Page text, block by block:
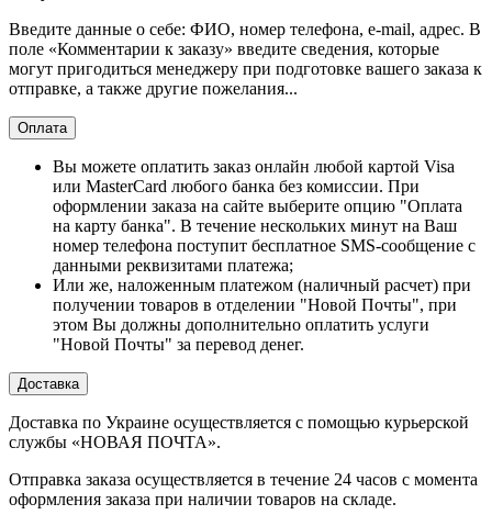
Введите данные о себе: ФИО, номер телефона, e-mail, адрес. В
поле «Комментарии к заказу» введите сведения, которые
могут пригодиться менеджеру при подготовке вашего заказа к
отправке, а также другие пожелания...
Оплата
Вы можете оплатить заказ онлайн любой картой Visa
или MasterCard любого банка без комиссии. При
оформлении заказа на сайте выберите опцию "Оплата
на карту банка". В течение нескольких минут на Ваш
номер телефона поступит бесплатное SMS-сообщение с
данными реквизитами платежа;
Или же, наложенным платежом (наличный расчет) при
получении товаров в отделении "Новой Почты", при
этом Вы должны дополнительно оплатить услуги
"Новой Почты" за перевод денег.
Доставка
Доставка по Украине осуществляется с помощью курьерской
службы «НОВАЯ ПОЧТА».
Отправка заказа осуществляется в течение 24 часов с момента
оформления заказа при наличии товаров на складе.